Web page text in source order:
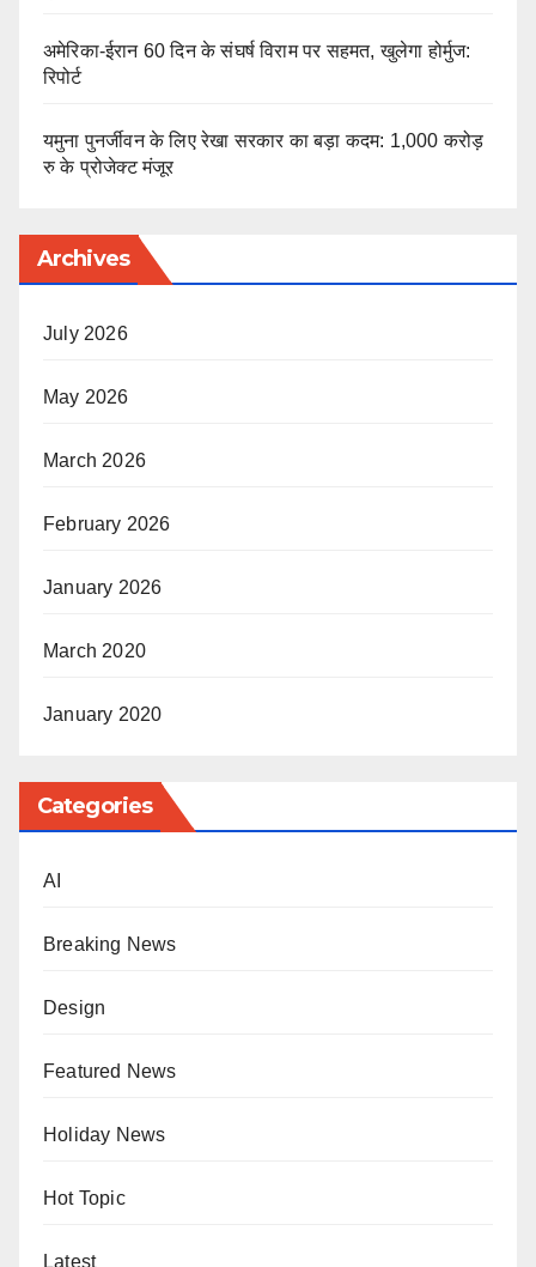
अमेरिका-ईरान 60 दिन के संघर्ष विराम पर सहमत, खुलेगा होर्मुज:
रिपोर्ट
यमुना पुनर्जीवन के लिए रेखा सरकार का बड़ा कदम: 1,000 करोड़
रु के प्रोजेक्ट मंजूर
Archives
July 2026
May 2026
March 2026
February 2026
January 2026
March 2020
January 2020
Categories
AI
Breaking News
Design
Featured News
Holiday News
Hot Topic
Latest